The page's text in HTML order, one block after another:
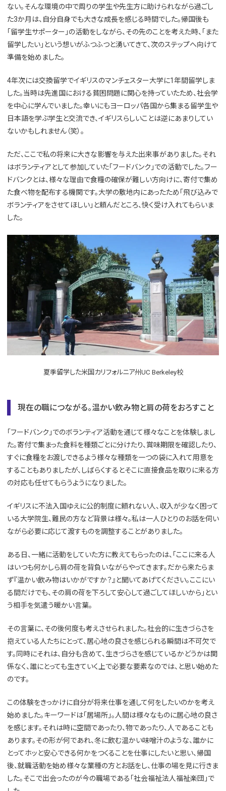
ない。そんな環境の中で周りの学生や先生方に助けられながら過ごし
た3か月は、自分自身でも大きな成長を感じる時間でした。帰国後も
「留学生サポーター」の活動をしながら、その先のことを考えた時、「また
留学したい」という想いがふつふつと湧いてきて、次のステップへ向けて
準備を始めました。
4年次には交換留学でイギリスのマンチェスター大学に1年間留学しま
した。当時は先進国における貧困問題に関心を持っていたため、社会学
を中心に学んでいました。幸いにもヨーロッパ各国から集まる留学生や
日本語を学ぶ学生と交流でき、イギリスらしいことは逆にあまりしてい
ないかもしれません（笑）。
ただ、ここで私の将来に大きな影響を与えた出来事がありました。それ
はボランティアとして参加していた「フードバンク」での活動でした。フー
ドバンクとは、様々な理由で食糧の確保が難しい方向けに、寄付で集め
た食べ物を配布する機関です。大学の敷地内にあったため「飛び込みで
ボランティアをさせてほしい」と頼んだところ、快く受け入れてもらいま
した。
夏季留学した米国カリフォルニア州UC Berkeley校
現在の職につながる。温かい飲み物と肩の荷をおろすこと
「フードバンク」でのボランティア活動を通じて様々なことを体験しまし
た。寄付で集まった食料を種類ごとに分けたり、賞味期限を確認したり、
すぐに食糧をお渡しできるよう様々な種類を一つの袋に入れて用意を
することもありましたが、しばらくするとそこに直接食品を取りに来る方
の対応も任せてもらうようになりました。
イギリスに不法入国ゆえに公的制度に頼れない人、収入が少なく困って
いる大学院生、難民の方など背景は様々。私は一人ひとりのお話を伺い
ながら必要に応じて渡すものを調整することがありました。
ある日、一緒に活動をしていた方に教えてもらったのは、「ここに来る人
はいつも何かしら肩の荷を背負いながらやってきます。だから来たらま
ず『温かい飲み物はいかがですか？』と聞いてあげてください。ここにい
る間だけでも、その肩の荷を下ろして安心して過ごしてほしいから」とい
う相手を気遣う暖かい言葉。
その言葉に、その後何度も考えさせられました。社会的に生きづらさを
抱えている人たちにとって、居心地の良さを感じられる瞬間は不可欠で
す。同時にそれは、自分も含めて、生きづらさを感じているかどうかは関
係なく、誰にとっても生きていく上で必要な要素なのでは、と思い始めた
のです。
この体験をきっかけに自分が将来仕事を通して何をしたいのかを考え
始めました。キーワードは「居場所」。人間は様々なものに居心地の良さ
を感じます。それは時に空間であったり、物であったり、人であることも
あります。その形が何であれ、冬に飲む温かい味噌汁のような、誰かに
とってホッと安心できる何かをつくることを仕事にしたいと思い、帰国
後、就職活動を始め様々な業種の方とお話をし、仕事の場を見に行きま
した。そこで出会ったのが今の職場である「社会福祉法人福祉楽団」で